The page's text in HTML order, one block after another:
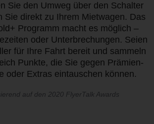
Sie den Umweg über den Schalter
Sie direkt zu Ihrem Mietwagen. Das
Programm macht es möglich –
oder Unterbrechungen. Seien
für Ihre Fahrt bereit und sammeln
Punkte, die Sie gegen Prämien-
oder Extras eintauschen können.
auf den 2020 FlyerTalk Awards